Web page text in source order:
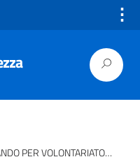
⋮
VOLONTARIATO SERVIZIO CIVILE PRESSO LA CROCE AZZURRA